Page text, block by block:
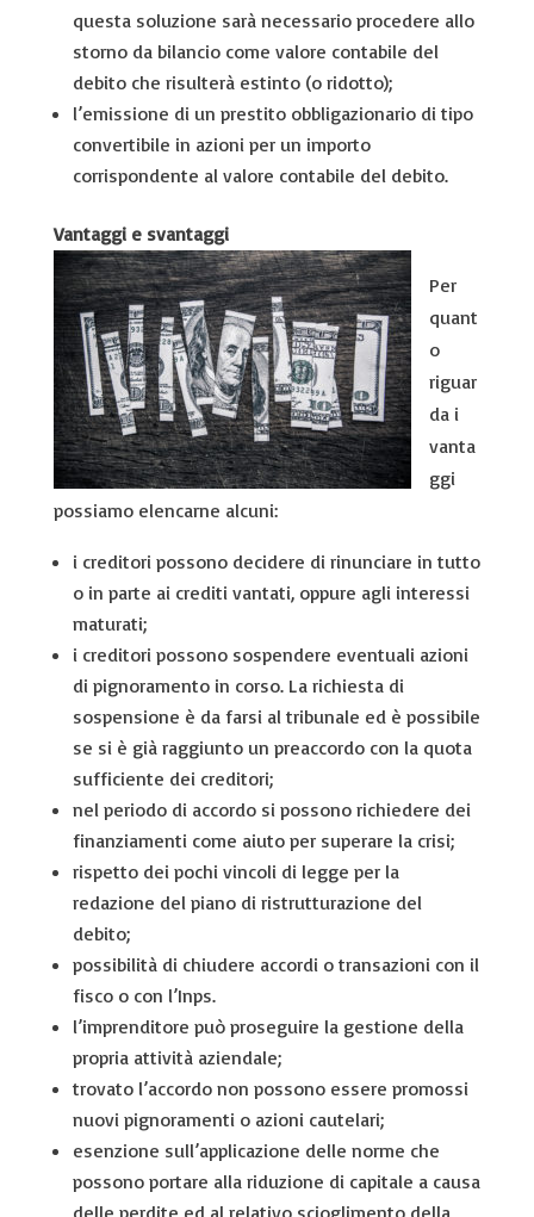
questa soluzione sarà necessario procedere allo
storno da bilancio come valore contabile del
debito che risulterà estinto (o ridotto);
l’emissione di un prestito obbligazionario di tipo
convertibile in azioni per un importo
corrispondente al valore contabile del debito.
Vantaggi e svantaggi
Per
quant
o
riguar
da i
vanta
ggi
possiamo elencarne alcuni:
i creditori possono decidere di rinunciare in tutto
o in parte ai crediti vantati, oppure agli interessi
maturati;
i creditori possono sospendere eventuali azioni
di pignoramento in corso. La richiesta di
sospensione è da farsi al tribunale ed è possibile
se si è già raggiunto un preaccordo con la quota
sufficiente dei creditori;
nel periodo di accordo si possono richiedere dei
finanziamenti come aiuto per superare la crisi;
rispetto dei pochi vincoli di legge per la
redazione del piano di ristrutturazione del
debito;
possibilità di chiudere accordi o transazioni con il
fisco o con l’Inps.
l’imprenditore può proseguire la gestione della
propria attività aziendale;
trovato l’accordo non possono essere promossi
nuovi pignoramenti o azioni cautelari;
esenzione sull’applicazione delle norme che
possono portare alla riduzione di capitale a causa
delle perdite ed al relativo scioglimento della